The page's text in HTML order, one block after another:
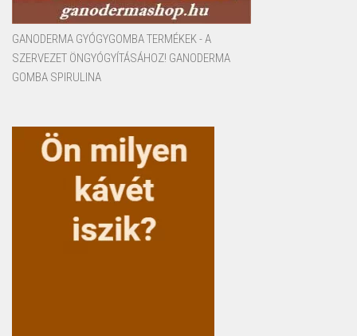
GANODERMA GYÓGYGOMBA TERMÉKEK - A
SZERVEZET ÖNGYÓGYÍTÁSÁHOZ! GANODERMA
GOMBA SPIRULINA